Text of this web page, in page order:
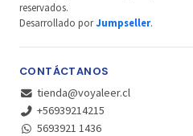
reservados.
Desarrollado porJumpseller.
CONTÁCTANOS
tienda@voyaleer.cl
+56939214215
5693921 1436